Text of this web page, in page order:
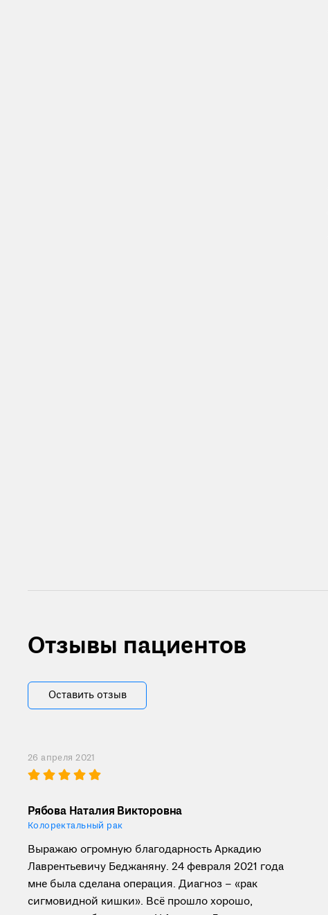
Отзывы пациентов
Оставить отзыв
26 апреля 2021
Рябова Наталия Викторовна
Колоректальный рак
Выражаю огромную благодарность Аркадию
Лаврентьевичу Беджаняну. 24 февраля 2021 года
мне была сделана операция. Диагноз – «рак
сигмовидной кишки». Всё прошло хорошо,